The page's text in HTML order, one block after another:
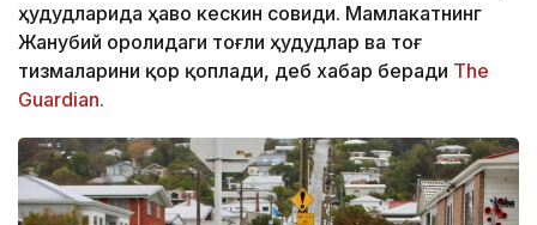
ҳудудларида ҳаво кескин совиди. Мамлакатнинг
Жанубий оролидаги тоғли ҳудудлар ва тоғ
тизмаларини қор қоплади, деб хабар беради The
Guardian.